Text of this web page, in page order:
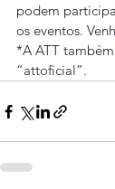
podem
os eventos.
*A ATT
“attoficial”.